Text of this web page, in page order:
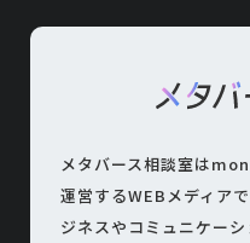
メタバース相談室は
運営するWEBメディアで
ジネスやコミュニケーシ